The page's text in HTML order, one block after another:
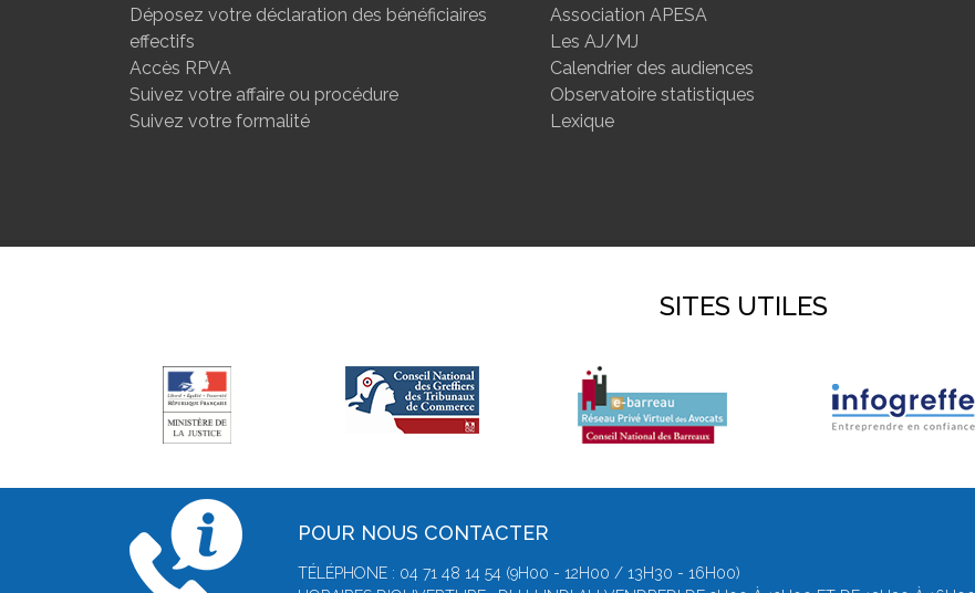
Déposez votre déclaration des bénéficiaires
effectifs
Accès RPVA
Suivez votre affaire ou procédure
Suivez votre formalité
Association APESA
Les AJ/MJ
Calendrier des audiences
Observatoire statistiques
Lexique
SITES UTILES
POUR NOUS CONTACTER
TÉLÉPHONE : 04 71 48 14 54 (9H00 - 12H00 / 13H30 - 16H00)